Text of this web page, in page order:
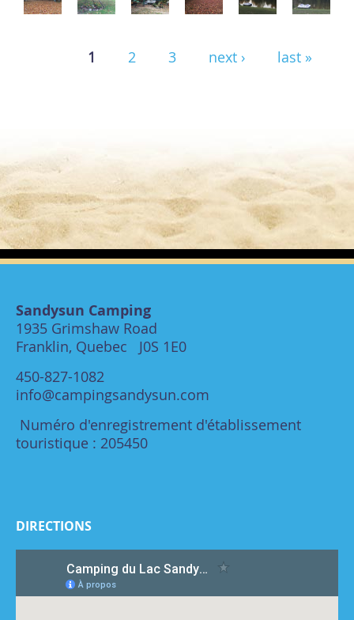
Pages
1 2 3 next › last »
Sandysun Camping
1935 Grimshaw Road
Franklin, Quebec J0S 1E0
450-827-1082
info@campingsandysun.com
Numéro d'enregistrement d'établissement
touristique : 205450
DIRECTIONS